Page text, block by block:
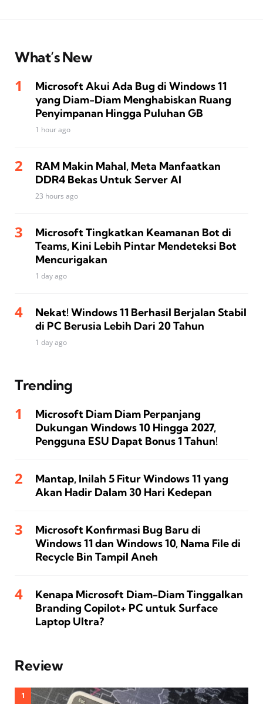
What’s New
Microsoft Akui Ada Bug di Windows 11
yang Diam-Diam Menghabiskan Ruang
Penyimpanan Hingga Puluhan GB
1 hour ago
RAM Makin Mahal, Meta Manfaatkan
DDR4 Bekas Untuk Server AI
23 hours ago
Microsoft Tingkatkan Keamanan Bot di
Teams, Kini Lebih Pintar Mendeteksi Bot
Mencurigakan
1 day ago
Nekat! Windows 11 Berhasil Berjalan Stabil
di PC Berusia Lebih Dari 20 Tahun
1 day ago
Trending
Microsoft Diam Diam Perpanjang
Dukungan Windows 10 Hingga 2027,
Pengguna ESU Dapat Bonus 1 Tahun!
Mantap, Inilah 5 Fitur Windows 11 yang
Akan Hadir Dalam 30 Hari Kedepan
Microsoft Konfirmasi Bug Baru di
Windows 11 dan Windows 10, Nama File di
Recycle Bin Tampil Aneh
Kenapa Microsoft Diam-Diam Tinggalkan
Branding Copilot+ PC untuk Surface
Laptop Ultra?
Review